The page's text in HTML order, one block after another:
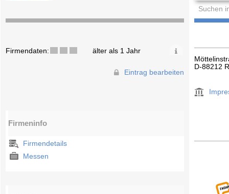
Suchen
Firmendaten: älter als 1 Jahr
Eintrag bearbeiten
Firmeninfo
Firmendetails
Messen
D-88212